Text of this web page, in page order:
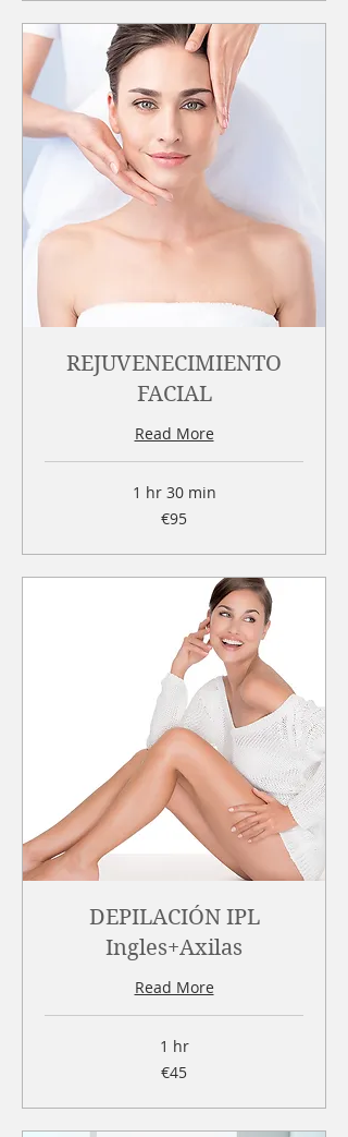
REJUVENECIMIENTO
FACIAL
Read More
1 hr 30 min
€95
DEPILACIÓN IPL
Ingles+Axilas
Read More
1 hr
€45